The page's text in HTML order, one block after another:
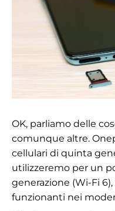
OK, parliamo delle
comunque altre.
cellulari di quinta
utilizzeremo per un
generazione (Wi-Fi
funzionanti nei